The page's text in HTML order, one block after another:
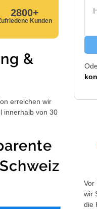
2800+
Kunden
&
erreichen wir
innerhalb von 30
Vor
wir
die